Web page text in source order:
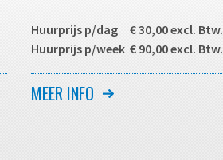
Huurprijs p/dag € 30,00 excl. Btw.
Huurprijs p/week € 90,00 excl. Btw.
Afreisysteem voor het in een razend
MEER INFO